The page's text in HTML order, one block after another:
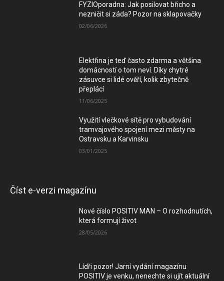
FYZIOporadna: Jak posilovat břicho a
nezničit si záda? Pozor na sklapovačky
02/06/2026
Elektřina je teď často zdarma a většina
domácností o tom neví. Díky chytré
zásuvce si lidé ověří, kolik zbytečně
přeplácí
11/06/2025
Využití vlečkové sítě pro vybudování
tramvajového spojení mezi městy na
Ostravsku a Karvinsku
03/01/2025
Číst e-verzi magazínu
Nové číslo POSITIV MAN – O rozhodnutích,
která formují život
28/05/2026
Lídři pozor! Jarní vydání magazínu
POSITIV je venku, nenechte si ujít aktuální